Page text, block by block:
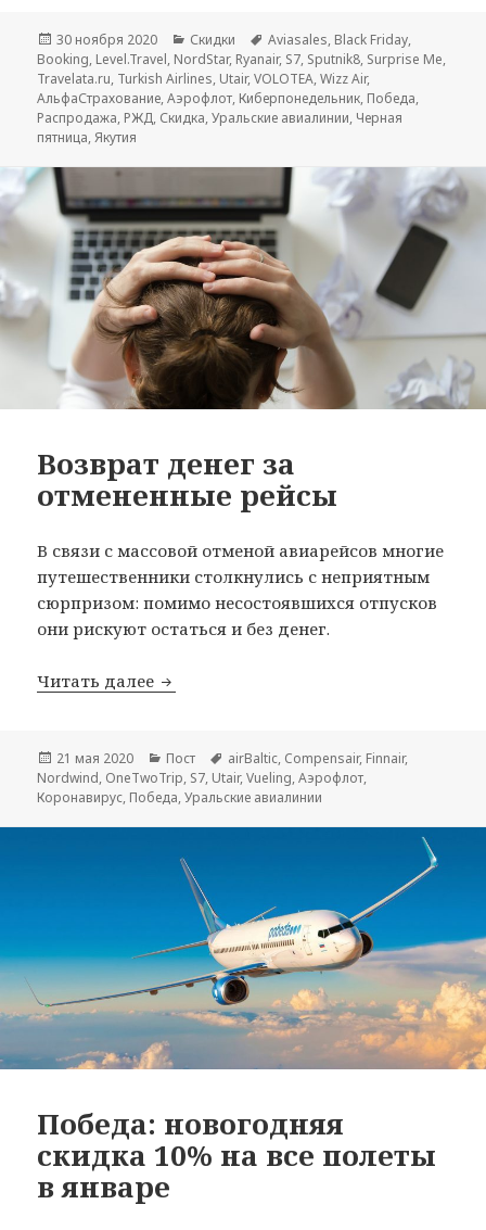
Опубликовано
30 ноября 2020 Рубрики
Скидки Метки
Aviasales, Black Friday,
Booking, Level.Travel, NordStar, Ryanair, S7, Sputnik8, Surprise Me,
Travelata.ru, Turkish Airlines, Utair,VOLOTEA,Wizz Air,
АльфаСтрахование,Аэрофлот, Киберпонедельник, Победа,
Распродажа, РЖД, Скидка,Уральские авиалинии, Черная
пятница,Якутия
Возврат денег за
отмененные рейсы
В связи с массовой отменой авиарейсов многие
путешественники столкнулись с неприятным
сюрпризом: помимо несостоявшихся отпусков
они рискуют остаться и без денег.
Читать далее Возврат денег за отмененные рейсы
Опубликовано
21 мая 2020 Рубрики
Пост Метки
airBaltic, Compensair, Finnair,
Nordwind, OneTwoTrip, S7, Utair,Vueling,Аэрофлот,
Коронавирус, Победа,Уральские авиалинии
Победа: новогодняя
скидка 10% на все полеты
в январе